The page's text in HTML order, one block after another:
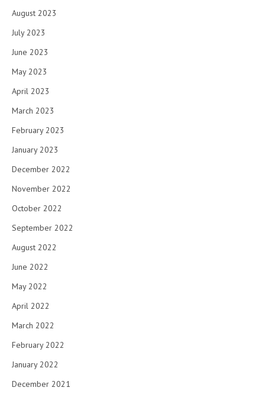
August 2023
July 2023
June 2023
May 2023
April 2023
March 2023
February 2023
January 2023
December 2022
November 2022
October 2022
September 2022
August 2022
June 2022
May 2022
April 2022
March 2022
February 2022
January 2022
December 2021